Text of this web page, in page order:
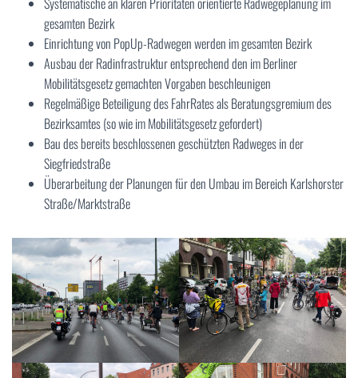
gesamten Bezirk
Einrichtung von PopUp-Radwegen werden im gesamten Bezirk
Ausbau der Radinfrastruktur entsprechend den im Berliner
Mobilitätsgesetz gemachten Vorgaben beschleunigen
Regelmäßige Beteiligung des FahrRates als Beratungsgremium des
Bezirksamtes (so wie im Mobilitätsgesetz gefordert)
Bau des bereits beschlossenen geschützten Radweges in der
Siegfriedstraße
Überarbeitung der Planungen für den Umbau im Bereich Karlshorster
Straße/Marktstraße